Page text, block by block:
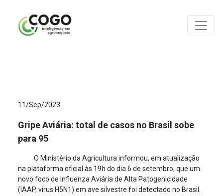
11/Sep/2023
Gripe Aviária: total de casos no Brasil sobe
para 95
O Ministério da Agricultura informou, em atualização
na plataforma oficial às 19h do dia 6 de setembro, que um
novo foco de Influenza Aviária de Alta Patogenicidade
(IAAP, vírus H5N1) em ave silvestre foi detectado no Brasil.